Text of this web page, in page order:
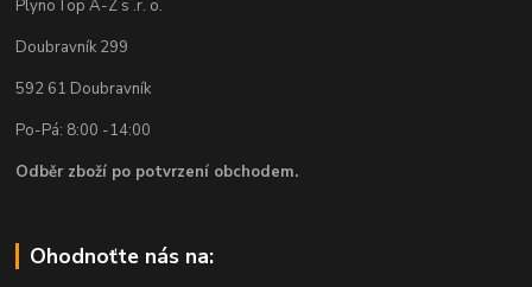
PlynoTop A-Z s .r. o.
Doubravník 299
592 61 Doubravník
Po-Pá: 8:00 -14:00
Odběr zboží po potvrzení obchodem.
Ohodnoťte nás na: